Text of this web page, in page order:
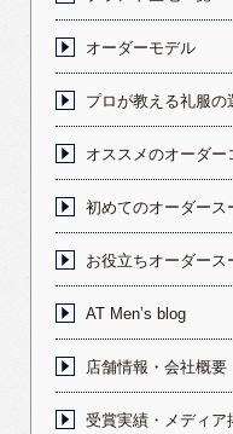
オーダーモデル
プロが教える礼服の
オススメのオーダー
初めてのオーダース
お役立ちオーダース
AT Men’s blog
店舗情報・会社概要
受賞実績・メディア